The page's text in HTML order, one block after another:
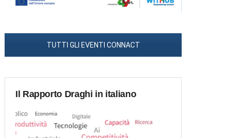
TUTTI GLI EVENTI CONNACT
Il Rapporto Draghi in italiano